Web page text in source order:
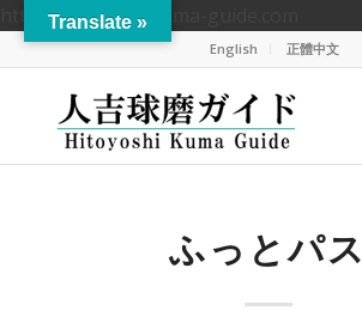
https://hitoyoshikuma-guide.com
English 正體中文
ふっとパス
Translate »